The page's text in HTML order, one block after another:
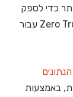
כדי לספק
ארכיטקטורה עוצמתית, ניתנת להרחבה עם Zero Trust עבור
באמצעות